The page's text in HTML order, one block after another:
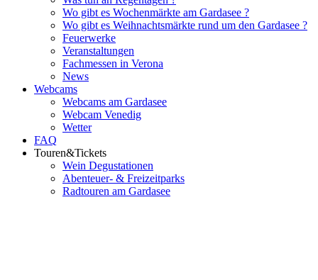
Wo gibt es Wochenmärkte am Gardasee ?
Wo gibt es Weihnachtsmärkte rund um den Gardasee ?
Feuerwerke
Veranstaltungen
Fachmessen in Verona
News
Webcams
Webcams am Gardasee
Webcam Venedig
Wetter
FAQ
Touren&Tickets
Wein Degustationen
Abenteuer- & Freizeitparks
Radtouren am Gardasee